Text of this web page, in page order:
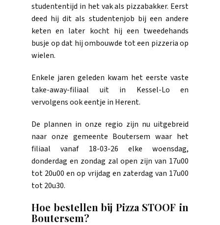
studententijd in het vak als pizzabakker. Eerst
deed hij dit als studentenjob bij een andere
keten en later kocht hij een tweedehands
busje op dat hij ombouwde tot een pizzeria op
wielen.
Enkele jaren geleden kwam het eerste vaste
take-away-filiaal uit in Kessel-Lo en
vervolgens ook eentje in Herent.
De plannen in onze regio zijn nu uitgebreid
naar onze gemeente Boutersem waar het
filiaal vanaf 18-03-26 elke woensdag,
donderdag en zondag zal open zijn van 17u00
tot 20u00 en op vrijdag en zaterdag van 17u00
tot 20u30.
Hoe bestellen bij Pizza STOOF in
Boutersem?